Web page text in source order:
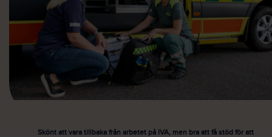
Skönt att vara tillbaka från arbetet på IVA, men bra att få stöd för att